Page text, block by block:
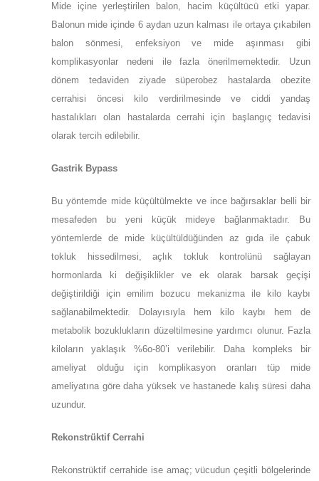
Mide içine yerleştirilen balon, hacim küçültücü etki yapar.
Balonun mide içinde 6 aydan uzun kalması ile ortaya çıkabilen
balon sönmesi, enfeksiyon ve mide aşınması gibi
komplikasyonlar nedeni ile fazla önerilmemektedir. Uzun
dönem tedaviden ziyade süperobez hastalarda obezite
cerrahisi öncesi kilo verdirilmesinde ve ciddi yandaş
hastalıkları olan hastalarda cerrahi için başlangıç tedavisi
olarak tercih edilebilir.
Gastrik Bypass
Bu yöntemde mide küçültülmekte ve ince bağırsaklar belli bir
mesafeden bu yeni küçük mideye bağlanmaktadır. Bu
yöntemlerde de mide küçültüldüğünden az gıda ile çabuk
tokluk hissedilmesi, açlık tokluk kontrolünü sağlayan
hormonlarda ki değişiklikler ve ek olarak barsak geçişi
değiştirildiği için emilim bozucu mekanizma ile kilo kaybı
sağlanabilmektedir. Dolayısıyla hem kilo kaybı hem de
metabolik bozuklukların düzeltilmesine yardımcı olunur. Fazla
kiloların yaklaşık %6o-80’i verilebilir. Daha kompleks bir
ameliyat olduğu için komplikasyon oranları tüp mide
ameliyatına göre daha yüksek ve hastanede kalış süresi daha
uzundur.
Rekonstrüktif Cerrahi
Rekonstrüktif cerrahide ise amaç; vücudun çeşitli bölgelerinde